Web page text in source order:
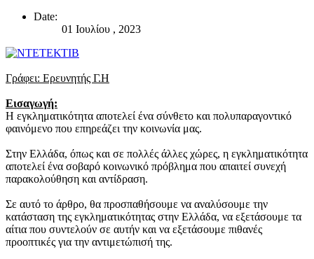
Date:
01 Ιουλίου , 2023
Γράφει: Ερευνητής Γ.Η
Εισαγωγή:
Η εγκληματικότητα αποτελεί ένα σύνθετο και πολυπαραγοντικό
φαινόμενο που επηρεάζει την κοινωνία μας.
Στην Ελλάδα, όπως και σε πολλές άλλες χώρες, η εγκληματικότητα
αποτελεί ένα σοβαρό κοινωνικό πρόβλημα που απαιτεί συνεχή
παρακολούθηση και αντίδραση.
Σε αυτό το άρθρο, θα προσπαθήσουμε να αναλύσουμε την
κατάσταση της εγκληματικότητας στην Ελλάδα, να εξετάσουμε τα
αίτια που συντελούν σε αυτήν και να εξετάσουμε πιθανές
προοπτικές για την αντιμετώπισή της.